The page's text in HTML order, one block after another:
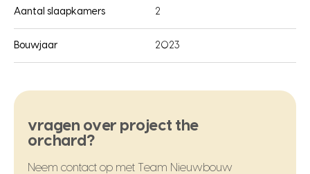
Aantal slaapkamers 2
Bouwjaar 2023
vragen over project the
orchard?
Neem contact op met Team Nieuwbouw